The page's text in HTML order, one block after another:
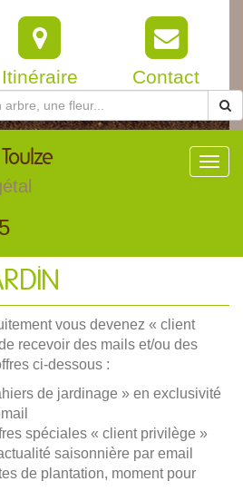
Itinéraire Contact
vous devenez « client
recevoir des mails et/ou des
ci-dessous :
de jardinage » en exclusivité
spéciales « client privilège »
saisonnière par email
de plantation, moment pour